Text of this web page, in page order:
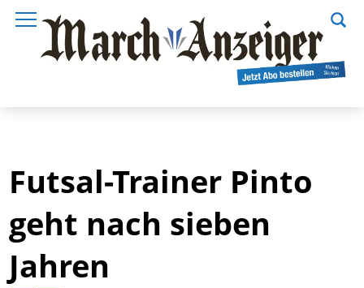
Futsal-Trainer Pinto
geht nach sieben
Jahren